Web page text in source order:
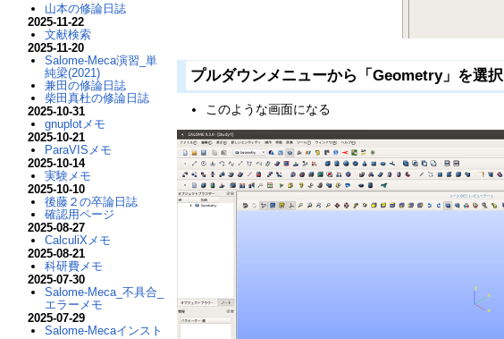
プルダウンメニューから「Geometry」を選択
このような画面になる
山本の修論日誌
2025-11-22
文献検索
2025-11-20
Salome-Meca演習_単
純梁(2021)
兼田の修論日誌
柴田真杜の修論日誌
2025-10-31
gnuplotメモ
2025-10-21
ParaVISメモ
2025-10-14
実験メモ
2025-10-10
後藤２の卒論日誌
確認用ページ
2025-08-27
CalculiXメモ
2025-08-21
科研費メモ
2025-07-30
Salome-Meca_不具合_
エラーメモ
2025-07-29
Salome-Mecaインスト